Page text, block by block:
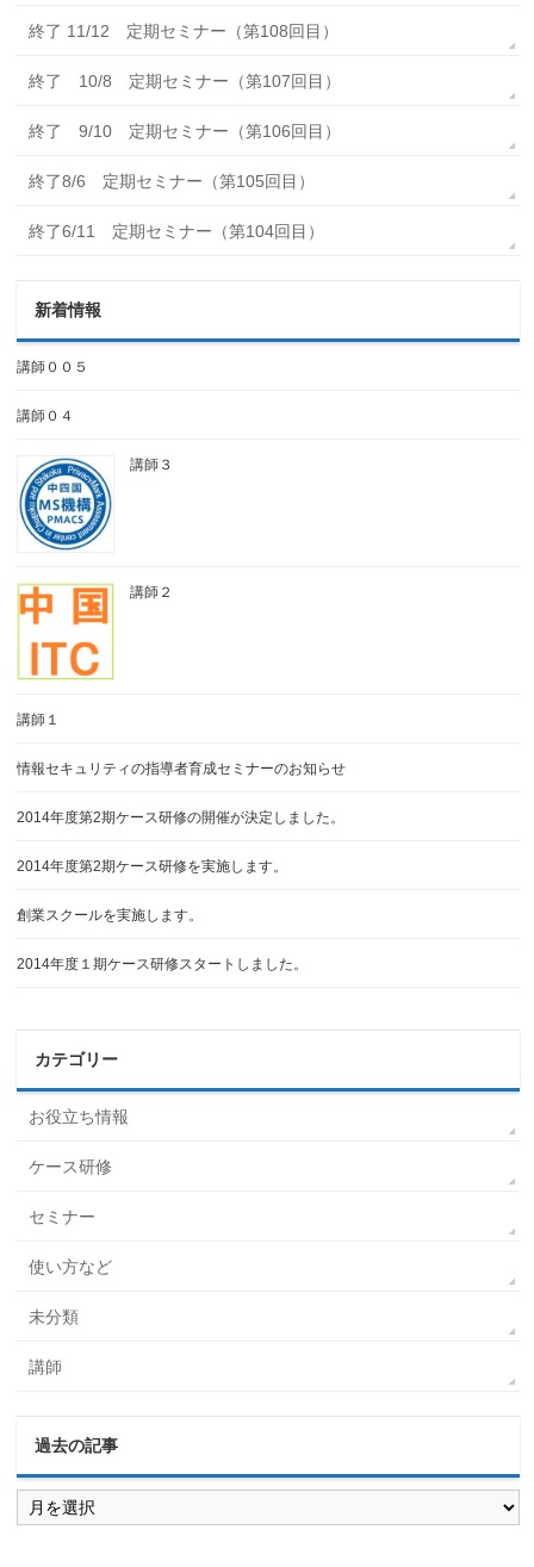
終了 11/12 定期セミナー（第108回目）
終了 10/8 定期セミナー（第107回目）
終了 9/10 定期セミナー（第106回目）
終了8/6 定期セミナー（第105回目）
終了6/11 定期セミナー（第104回目）
新着情報
講師００５
講師０４
講師３
講師２
講師１
情報セキュリティの指導者育成セミナーのお知らせ
2014年度第2期ケース研修の開催が決定しました。
2014年度第2期ケース研修を実施します。
創業スクールを実施します。
2014年度１期ケース研修スタートしました。
カテゴリー
お役立ち情報
ケース研修
セミナー
使い方など
未分類
講師
過去の記事
過
去
の